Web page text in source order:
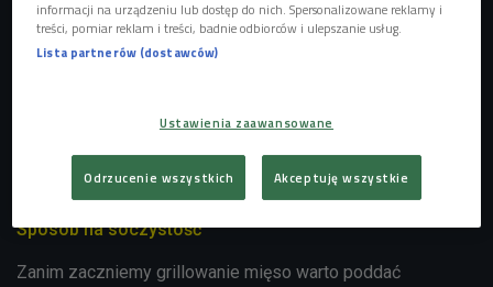
pracownika, podał wszystkim gościom wszystkie dostępne
mięsa. I tak powstała pierwsza churrascaria w Brazylii - to
wieprzowe karkówka i żeberka oraz biała kiełbasa oraz
wielki przysmak Brazylijczyków: serduszka z kurczaka -
wymienia Bogdan z baru Brasil On The Plate.
Sposób na soczystość
Zanim zaczniemy grillowanie mięso warto poddać
informacji na urządzeniu lub dostęp do nich. Spersonalizowane reklamy i
treści, pomiar reklam i treści, badnie odbiorców i ulepszanie usług.
Lista partnerów (dostawców)
Ustawienia zaawansowane
Odrzucenie wszystkich Akceptuję wszystkie